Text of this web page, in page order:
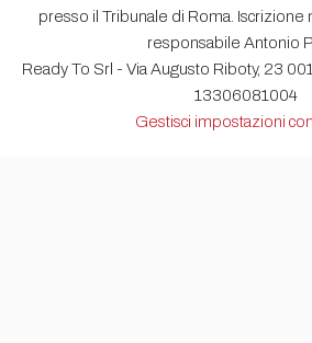
presso il Tribunale di Roma. Iscrizione
responsabile Antonio
Ready To Srl - Via Augusto Riboty, 23
13306081004
Gestisci impostazioni